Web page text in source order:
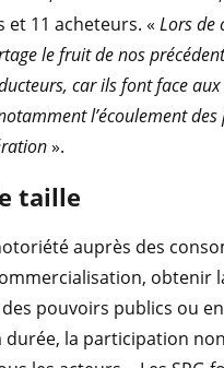
11 acheteurs. « Lors de
le fruit de nos
car ils font face
l’écoulement
».
taille
auprès des
obtenir
pouvoirs publics ou
durée, la participation non